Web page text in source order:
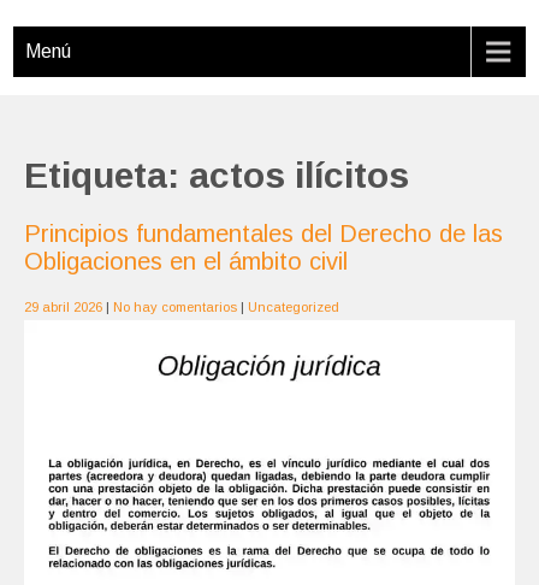
Menú
Etiqueta: actos ilícitos
Principios fundamentales del Derecho de las
Obligaciones en el ámbito civil
29 abril 2026 | No hay comentarios | Uncategorized